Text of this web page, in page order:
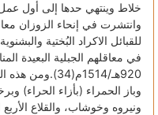
خلاط وينتهي حدها إلى أول
وانتشرت في إنحاء الزوزان
للقبائل الاكراد البُختية
في معاقلهم الجبلية البعيدة
920هـ/
وباز الحمراء (بأزاء الحراء)
ونيروه وخوشاب، والقلاع